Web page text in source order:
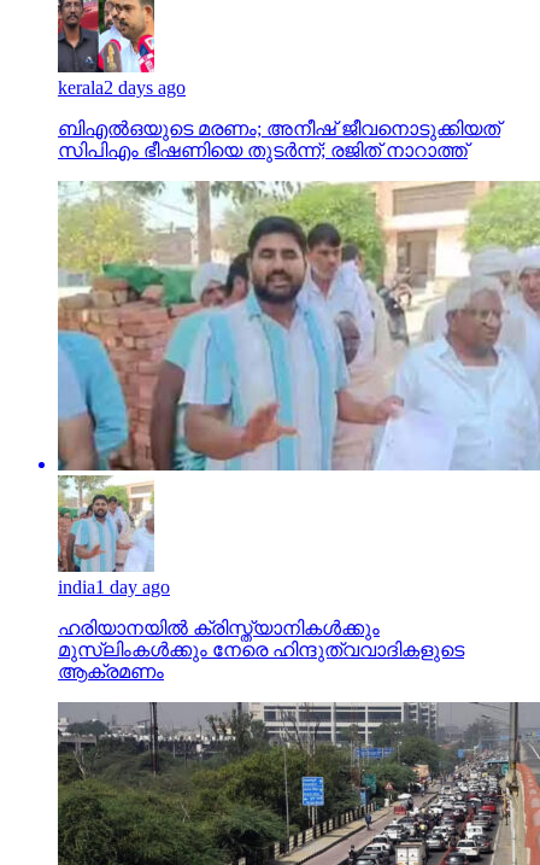
kerala2 days ago
ബിഎല്‍ഒയുടെ മരണം; അനീഷ് ജീവനൊടുക്കിയത്
സിപിഎം ഭീഷണിയെ തുടര്‍ന്ന്; രജിത് നാറാത്ത്
india1 day ago
ഹരിയാനയില്‍ ക്രിസ്ത്യാനികള്‍ക്കും
മുസ്‌ലിംകള്‍ക്കും നേരെ ഹിന്ദുത്വവാദികളുടെ
ആക്രമണം